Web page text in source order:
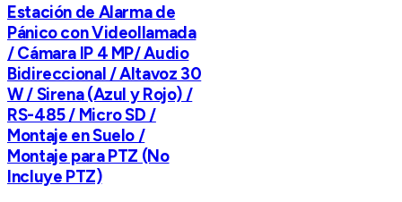
Estación de Alarma de
Pánico con Videollamada
/ Cámara IP 4 MP/ Audio
Bidireccional / Altavoz 30
W / Sirena (Azul y Rojo) /
RS-485 / Micro SD /
Montaje en Suelo /
Montaje para PTZ (No
Incluye PTZ)